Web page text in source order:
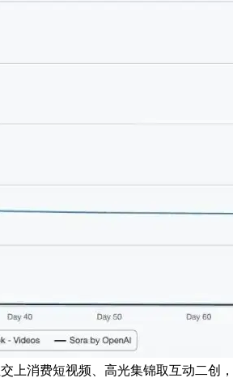
消费短视频、高光集锦取互动二创